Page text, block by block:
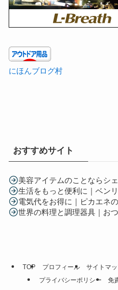
にほんブログ村
おすすめサイト
美容アイテムのことならシ
生活をもっと便利に｜ベン
電気代をお得に｜ピカエネ
世界の料理と調理器具｜お
TOP プロフィール サイトマ
プライバシーポリシー
免